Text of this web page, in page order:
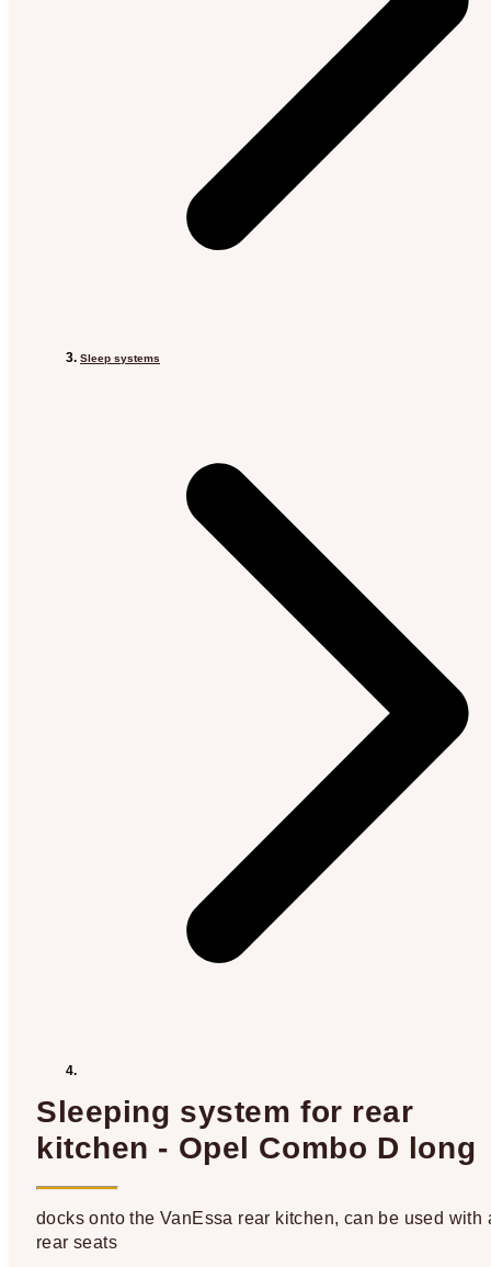
Sleep systems
Sleeping system for rear
kitchen - Opel Combo D long
docks onto the VanEssa rear kitchen, can be used with
rear seats